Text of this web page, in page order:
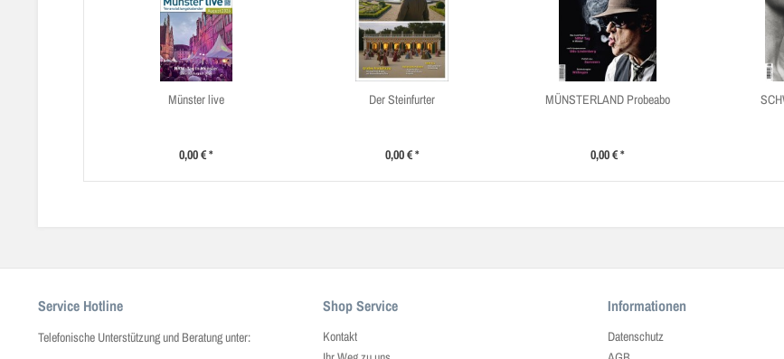
Münster live
0,00 € *
Der Steinfurter
0,00 € *
MÜNSTERLAND Probeabo
0,00 € *
Service Hotline
Telefonische Unterstützung und Beratung unter:
Shop Service
Kontakt
Informationen
Datenschutz